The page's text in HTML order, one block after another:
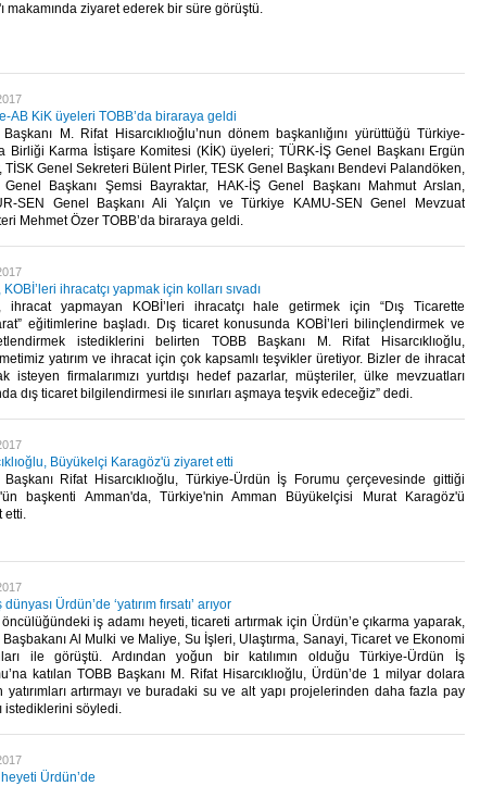
makamında ziyaret ederek bir süre görüştü.​
AB KiK üyeleri TOBB’da biraraya geldi
M. Rifat Hisarcıklıoğlu’nun dönem başkanlığını yürüttüğü Türkiye-
Birliği Karma İstişare Komitesi (KİK) üyeleri; TÜRK-İŞ Genel Başkanı Ergün
TİSK Genel Sekreteri Bülent Pirler, TESK Genel Başkanı Bendevi Palandöken,
Genel Başkanı Şemsi Bayraktar, HAK-İŞ Genel Başkanı Mahmut Arslan,
SEN Genel Başkanı Ali Yalçın ve Türkiye KAMU-SEN Genel Mevzuat
Mehmet Özer TOBB’da biraraya geldi.​
KOBİ’leri ihracatçı yapmak için kolları sıvadı
ihracat yapmayan KOBİ’leri ihracatçı hale getirmek için “Dış Ticarette
eğitimlerine başladı. Dış ticaret konusunda KOBİ’leri bilinçlendirmek ve
istediklerini belirten TOBB Başkanı M. Rifat Hisarcıklıoğlu,
yatırım ve ihracat için çok kapsamlı teşvikler üretiyor. Bizler de ihracat
isteyen firmalarımızı yurtdışı hedef pazarlar, müşteriler, ülke mevzuatları
dış ticaret bilgilendirmesi ile sınırları aşmaya teşvik edeceğiz” dedi.​
Büyükelçi Karagöz'ü ziyaret etti
Başkanı Rifat Hisarcıklıoğlu, Türkiye-Ürdün İş Forumu çerçevesinde gittiği
başkenti Amman'da, Türkiye'nin Amman Büyükelçisi Murat Karagöz'ü
etti.​
Ürdün’de ‘yatırım fırsatı’ arıyor
iş adamı heyeti, ticareti artırmak için Ürdün’e çıkarma yaparak,
Başbakanı Al Mulki ve Maliye, Su İşleri, Ulaştırma, Sanayi, Ticaret ve Ekonomi
ile görüştü. Ardından yoğun bir katılımın olduğu Türkiye-Ürdün İş
katılan TOBB Başkanı M. Rifat Hisarcıklıoğlu, Ürdün’de 1 milyar dolara
yatırımları artırmayı ve buradaki su ve alt yapı projelerinden daha fazla pay
istediklerini söyledi.​
Ürdün’de